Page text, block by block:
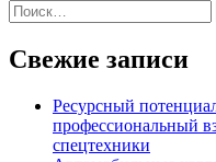
Свежие записи
Ресурсный
профессиональный
спецтехники